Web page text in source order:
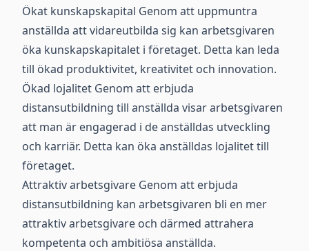
Ökat kunskapskapital Genom att uppmuntra
anställda att vidareutbilda sig kan arbetsgivaren
öka kunskapskapitalet i företaget. Detta kan leda
till ökad produktivitet, kreativitet och innovation.
Ökad lojalitet Genom att erbjuda
distansutbildning till anställda visar arbetsgivaren
att man är engagerad i de anställdas utveckling
och karriär. Detta kan öka anställdas lojalitet till
företaget.
Attraktiv arbetsgivare Genom att erbjuda
distansutbildning kan arbetsgivaren bli en mer
attraktiv arbetsgivare och därmed attrahera
kompetenta och ambitiösa anställda.